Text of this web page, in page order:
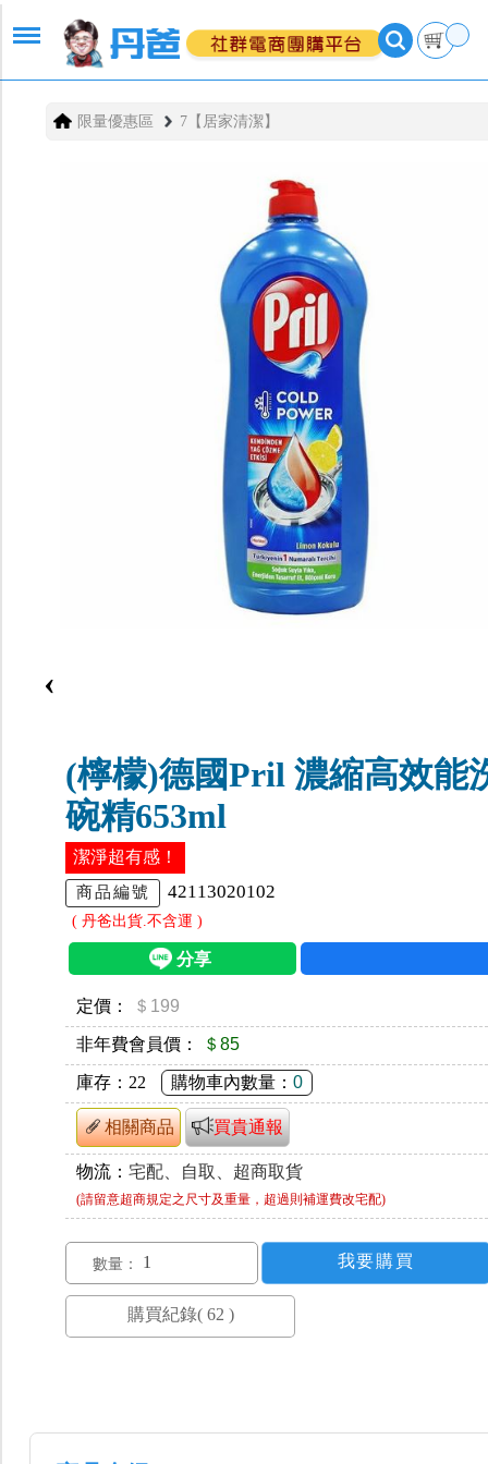
限量優惠區 7【居家清潔】
‹
(檸檬)德國Pril 濃縮高效能
碗精653ml
潔淨超有感！
商品編號 42113020102
( 丹爸出貨.不含運 )
定價： ＄199
非年費會員價： ＄85
庫存： 22 購物車內數量：0
相關商品 買貴通報
物流：宅配、自取、超商取貨
(請留意超商規定之尺寸及重量，超過則補運費改宅配)
數量：